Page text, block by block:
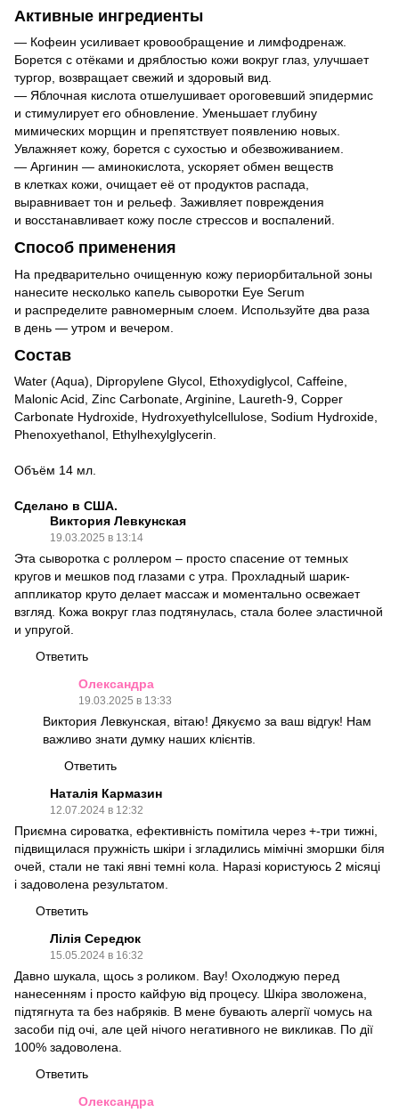
Активные ингредиенты
— Кофеин усиливает кровообращение и лимфодренаж.
Борется с отёками и дряблостью кожи вокруг глаз, улучшает
тургор, возвращает свежий и здоровый вид.
— Яблочная кислота отшелушивает ороговевший эпидермис
и стимулирует его обновление. Уменьшает глубину
мимических морщин и препятствует появлению новых.
Увлажняет кожу, борется с сухостью и обезвоживанием.
— Аргинин — аминокислота, ускоряет обмен веществ
в клетках кожи, очищает её от продуктов распада,
выравнивает тон и рельеф. Заживляет повреждения
и восстанавливает кожу после стрессов и воспалений.
Способ применения
На предварительно очищенную кожу периорбитальной зоны
нанесите несколько капель сыворотки Eye Serum
и распределите равномерным слоем. Используйте два раза
в день — утром и вечером.
Состав
Water (Aqua), Dipropylene Glycol, Ethoxydiglycol, Caffeine,
Malonic Acid, Zinc Carbonate, Arginine, Laureth-9, Copper
Carbonate Hydroxide, Hydroxyethylcellulose, Sodium Hydroxide,
Phenoxyethanol, Ethylhexylglycerin.
Объём 14 мл.
Сделано в США.
Виктория Левкунская
19.03.2025 в 13:14
Эта сыворотка с роллером – просто спасение от темных
кругов и мешков под глазами с утра. Прохладный шарик-
аппликатор круто делает массаж и моментально освежает
взгляд. Кожа вокруг глаз подтянулась, стала более эластичной
и упругой.
Ответить
Олександра
19.03.2025 в 13:33
Виктория Левкунская, вітаю! Дякуємо за ваш відгук! Нам
важливо знати думку наших клієнтів.
Ответить
Наталія Кармазин
12.07.2024 в 12:32
Приємна сироватка, ефективність помітила через +-три тижні,
підвищилася пружність шкіри і згладились мімічні зморшки біля
очей, стали не такі явні темні кола. Наразі користуюсь 2 місяці
і задоволена результатом.
Ответить
Лілія Середюк
15.05.2024 в 16:32
Давно шукала, щось з роликом. Вау! Охолоджую перед
нанесенням і просто кайфую від процесу. Шкіра зволожена,
підтягнута та без набряків. В мене бувають алергії чомусь на
засоби під очі, але цей нічого негативного не викликав. По дії
100% задоволена.
Ответить
Олександра